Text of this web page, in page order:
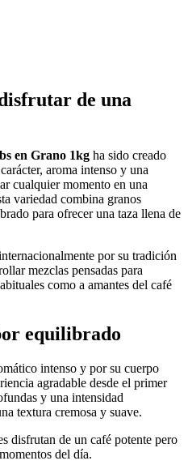
de una
en Grano 1kg ha sido creado
aroma intenso y una
cualquier momento en una
variedad combina granos
para ofrecer una taza llena de
por su tradición
mezclas pensadas para
como a amantes del café
equilibrado
intenso y por su cuerpo
agradable desde el primer
y una intensidad
textura cremosa y suave.
disfrutan de un café potente pero
del día.